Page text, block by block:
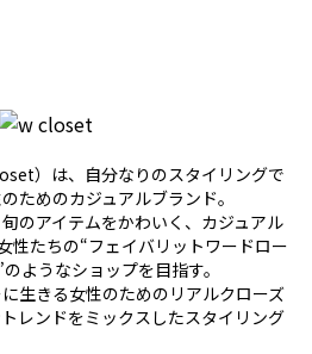
）は、自分なりのスタイリングで
ためのカジュアルブランド。
のアイテムをかわいく、カジュアル
性たちの“フェイバリットワードロー
ようなショップを目指す。
生きる女性のためのリアルクローズ
レンドをミックスしたスタイリング